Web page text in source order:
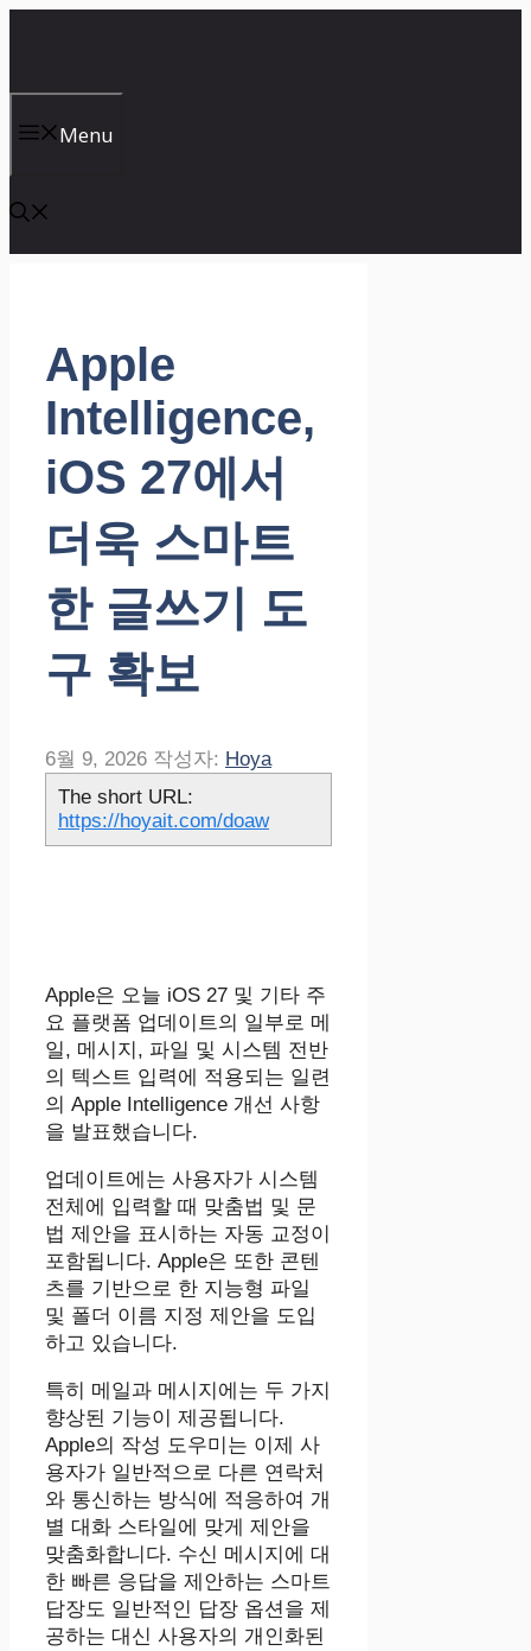
건
기
Menu
Apple
Intelligence,
iOS 27에서
더욱 스마트
한 글쓰기 도
구 확보
6월 9, 2026 작성자: Hoya
The short URL:
https://hoyait.com/doaw
Apple은 오늘 iOS 27 및 기타 주
요 플랫폼 업데이트의 일부로 메
일, 메시지, 파일 및 시스템 전반
의 텍스트 입력에 적용되는 일련
의 Apple Intelligence 개선 사항
을 발표했습니다.
업데이트에는 사용자가 시스템
전체에 입력할 때 맞춤법 및 문
법 제안을 표시하는 자동 교정이
포함됩니다. Apple은 또한 콘텐
츠를 기반으로 한 지능형 파일
및 폴더 이름 지정 제안을 도입
하고 있습니다.
특히 메일과 메시지에는 두 가지
향상된 기능이 제공됩니다.
Apple의 작성 도우미는 이제 사
용자가 일반적으로 다른 연락처
와 통신하는 방식에 적응하여 개
별 대화 스타일에 맞게 제안을
맞춤화합니다. 수신 메시지에 대
한 빠른 응답을 제안하는 스마트
답장도 일반적인 답장 옵션을 제
공하는 대신 사용자의 개인화된